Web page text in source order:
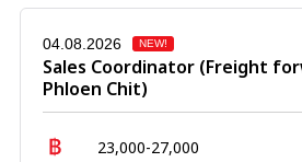
04.08.2026 NEW!
Sales Coordinator (Freight
Phloen Chit)
23,000-27,000